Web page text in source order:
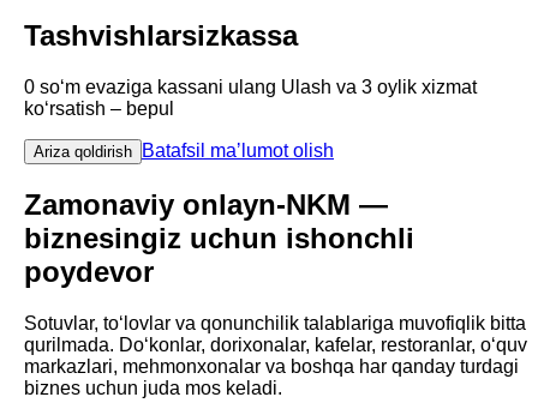
Tashvishlarsizkassa
0 soʻm evaziga kassani ulang Ulash va 3 oylik xizmat
koʻrsatish – bepul
Ariza qoldirish Batafsil maʼlumot olish
Zamonaviy onlayn-NKM —
biznesingiz uchun ishonchli
poydevor
Sotuvlar, toʻlovlar va qonunchilik talablariga muvofiqlik bitta
qurilmada. Doʻkonlar, dorixonalar, kafelar, restoranlar, oʻquv
markazlari, mehmonxonalar va boshqa har qanday turdagi
biznes uchun juda mos keladi.